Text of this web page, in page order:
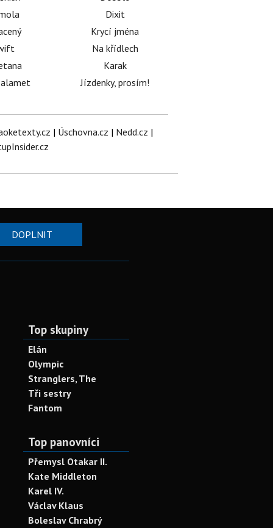
Dixit
Krycí jména
Na křídlech
Karak
Jízdenky, prosím!
| Úschovna.cz | Nedd.cz |
DOPLNIT
Top skupiny
Elán
Olympic
Stranglers, The
Tři sestry
Fantom
Top panovníci
Přemysl Otakar II.
Kate Middleton
Karel IV.
Václav Klaus
Boleslav Chrabrý